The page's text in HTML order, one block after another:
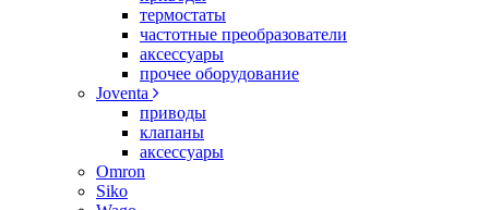
термостаты
частотные преобразователи
аксессуары
прочее оборудование
Joventa
приводы
клапаны
аксессуары
Omron
Siko